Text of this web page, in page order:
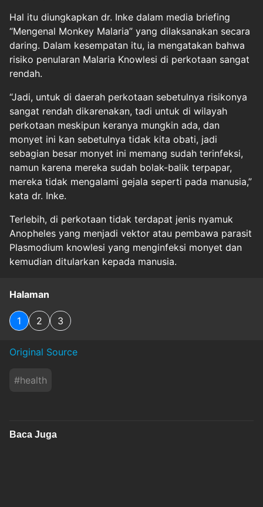
Hal itu diungkapkan dr. Inke dalam media briefing
“Mengenal Monkey Malaria” yang dilaksanakan secara
daring. Dalam kesempatan itu, ia mengatakan bahwa
risiko penularan Malaria Knowlesi di perkotaan sangat
rendah.
“Jadi, untuk di daerah perkotaan sebetulnya risikonya
sangat rendah dikarenakan, tadi untuk di wilayah
perkotaan meskipun keranya mungkin ada, dan
monyet ini kan sebetulnya tidak kita obati, jadi
sebagian besar monyet ini memang sudah terinfeksi,
namun karena mereka sudah bolak-balik terpapar,
mereka tidak mengalami gejala seperti pada manusia,”
kata dr. Inke.
Terlebih, di perkotaan tidak terdapat jenis nyamuk
Anopheles yang menjadi vektor atau pembawa parasit
Plasmodium knowlesi yang menginfeksi monyet dan
kemudian ditularkan kepada manusia.
Halaman
1 2 3
Original Source
#health
Baca Juga